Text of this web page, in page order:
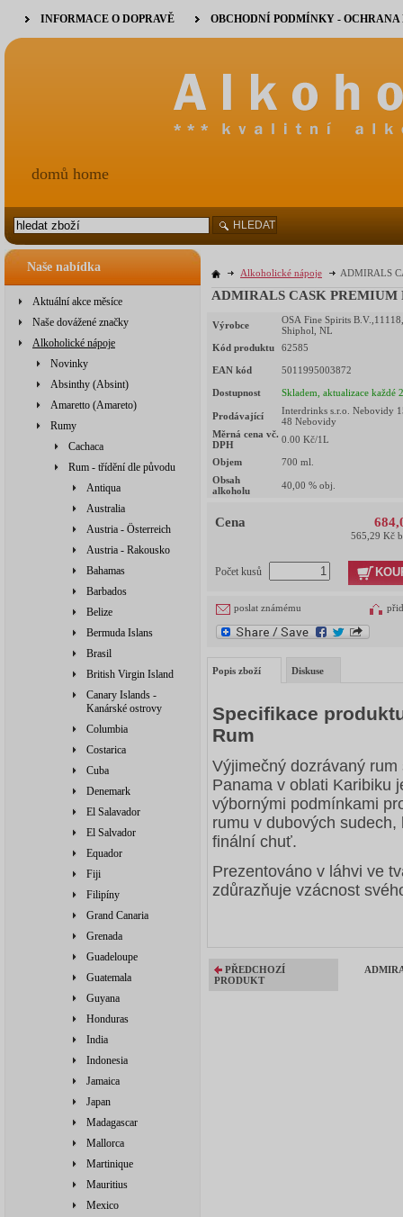
Naše nabídka
Aktuální akce měsíce
Naše dovážené značky
Alkoholické nápoje
Novinky
Absinthy (Absint)
Amaretto (Amareto)
Rumy
Cachaca
Rum - třídění dle původu
Antiqua
Australia
Austria - Österreich
Austria - Rakousko
Bahamas
Barbados
Belize
Bermuda Islans
Brasil
British Virgin Island
Canary Islands -
Kanárské ostrovy
Columbia
Costarica
Cuba
Denemark
El Salavador
El Salvador
Equador
Fiji
Filipíny
Grand Canaria
Grenada
Guadeloupe
Guatemala
Guyana
Honduras
India
Indonesia
Jamaica
Japan
Madagascar
Mallorca
Martinique
Mauritius
Mexico
Alkoholické nápoje ADMIRALS
ADMIRALS CASK PREMIUM
Výrobce
OSA Fine Spirits B.V.,11118,
Shiphol, NL
Kód produktu
62585
EAN kód 5011995003872
Dostupnost Skladem, aktualizace každé
Prodávající
Interdrinks s.r.o. Nebovidy
48 Nebovidy
Měrná cena vč.
DPH
0.00 Kč/1L
Objem 700 ml.
Obsah
alkoholu
40,00 % obj.
Cena
565,29 Kč
Počet kusů
poslat známému
Popis zboží Diskuse
Specifikace
Rum
Výjimečný dozrávaný
Panama v oblati Karibiku
výbornými podmínkami
rumu v dubových
finální chuť.
Prezentováno v láhvi ve
zdůrazňuje vzácnost
PŘEDCHOZÍ
PRODUKT
INFORMACE O DOPRAVĚ OBCHODNÍ PODMÍNKY -
domů home
HLEDAT